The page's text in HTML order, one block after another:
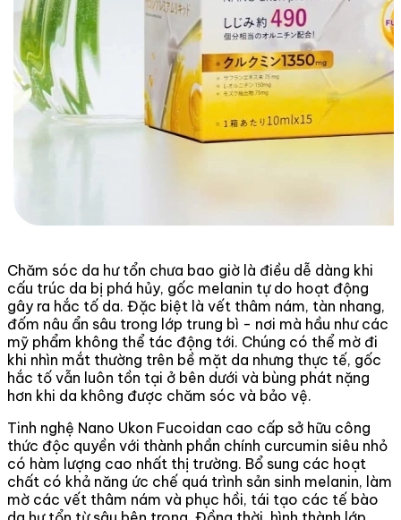
Chăm sóc da hư tổn chưa bao giờ là điều dễ dàng khi
cấu trúc da bị phá hủy, gốc melanin tự do hoạt động
gây ra hắc tố da. Đặc biệt là vết thâm nám, tàn nhang,
đốm nâu ẩn sâu trong lớp trung bì - nơi mà hầu như các
mỹ phẩm không thể tác động tới. Chúng có thể mờ đi
khi nhìn mắt thường trên bề mặt da nhưng thực tế, gốc
hắc tố vẫn luôn tồn tại ở bên dưới và bùng phát nặng
hơn khi da không được chăm sóc và bảo vệ.
Tinh nghệ Nano Ukon Fucoidan cao cấp sở hữu công
thức độc quyền với thành phần chính curcumin siêu nhỏ
có hàm lượng cao nhất thị trường. Bổ sung các hoạt
chất có khả năng ức chế quá trình sản sinh melanin, làm
mờ các vết thâm nám và phục hồi, tái tạo các tế bào